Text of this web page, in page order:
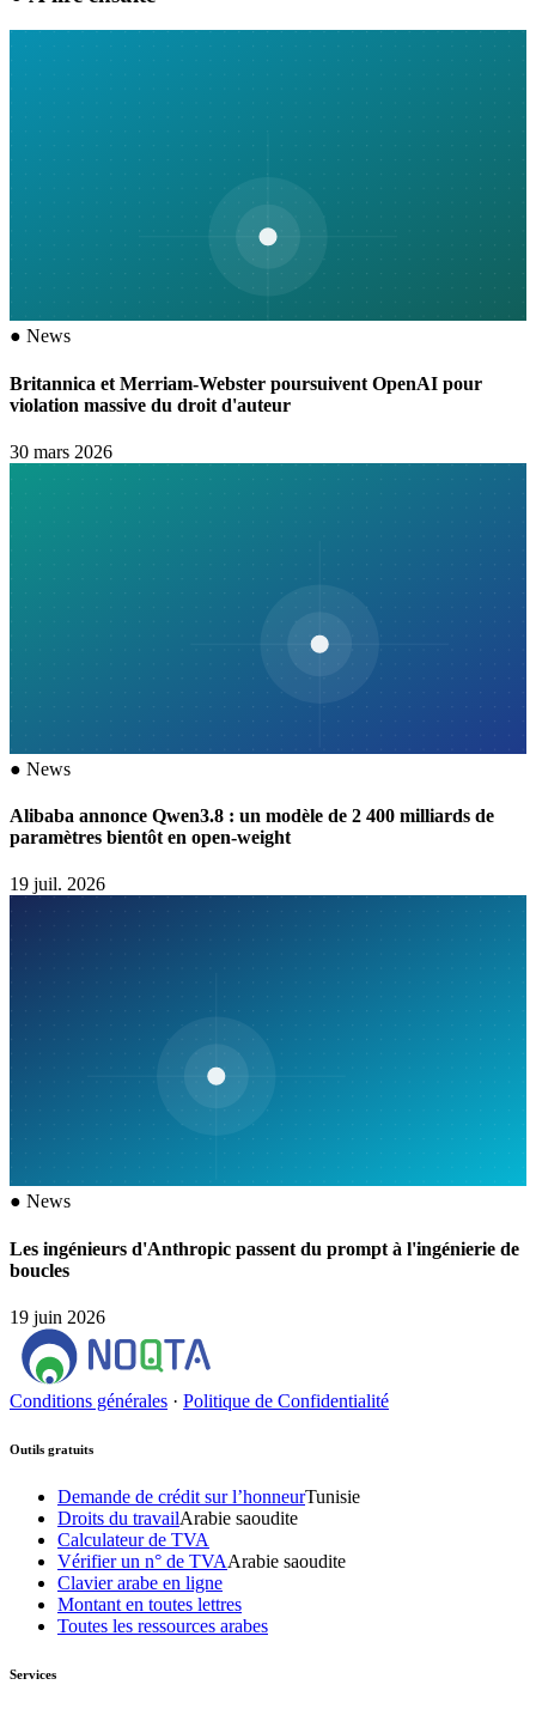
● News
Britannica et Merriam-Webster poursuivent OpenAI pour
violation massive du droit d'auteur
30 mars 2026
● News
Alibaba annonce Qwen3.8 : un modèle de 2 400 milliards de
paramètres bientôt en open-weight
19 juil. 2026
● News
Les ingénieurs d'Anthropic passent du prompt à l'ingénierie de
boucles
19 juin 2026
Conditions générales · Politique de Confidentialité
Outils gratuits
Demande de crédit sur l’honneurTunisie
Droits du travailArabie saoudite
Calculateur de TVA
Vérifier un n° de TVAArabie saoudite
Clavier arabe en ligne
Montant en toutes lettres
Toutes les ressources arabes
Services